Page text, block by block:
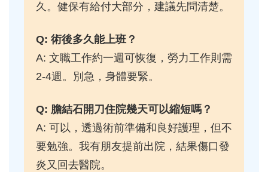
久。健保有給付大部分，建議先問清楚。
Q: 術後多久能上班？
A: 文職工作約一週可恢復，勞力工作則需
2-4週。別急，身體要緊。
Q: 膽結石開刀住院幾天可以縮短嗎？
A: 可以，透過術前準備和良好護理，但不
要勉強。我有朋友提前出院，結果傷口發
炎又回去醫院。